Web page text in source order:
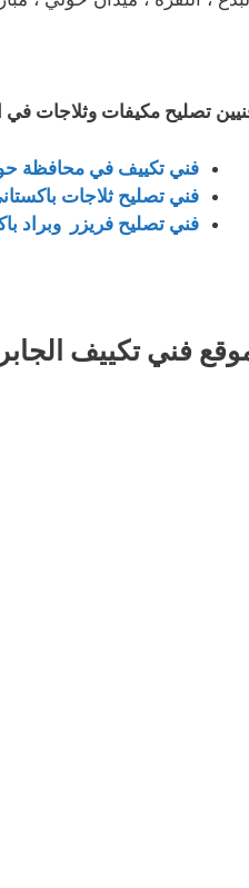
تصليح مكيفات وثلاجات في
فني تكييف في محافظة
فني تصليح ثلاجات
فني تصليح فريزر وبراد
فني تكييف